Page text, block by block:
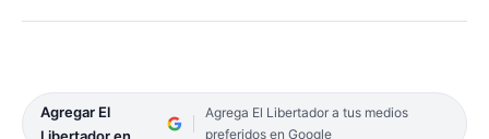
Agregar El
Libertador en
Agrega El Libertador a tus medios
preferidos en Google